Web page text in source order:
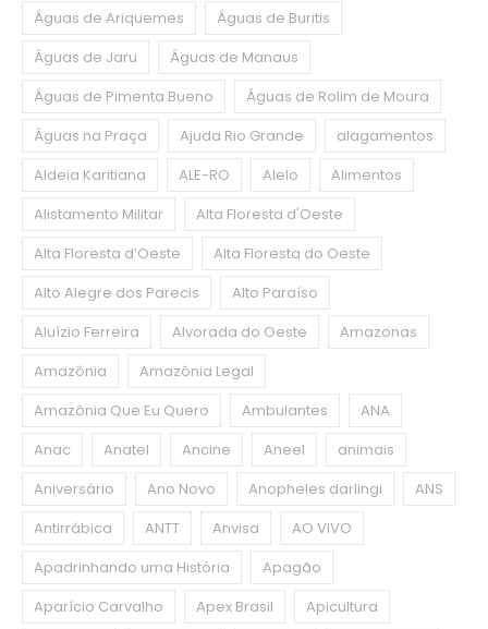
Águas de Ariquemes
Águas de Buritis
Águas de Jaru
Águas de Manaus
Águas de Pimenta Bueno
Águas de Rolim de Moura
Águas na Praça
Ajuda Rio Grande
alagamentos
Aldeia Karitiana
ALE-RO Alelo
Alimentos
Alistamento Militar
Alta Floresta d'Oeste
Alta Floresta d’Oeste
Alta Floresta do Oeste
Alto Alegre dos Parecis
Alto Paraíso
Aluízio Ferreira
Alvorada do Oeste
Amazonas
Amazônia
Amazônia Legal
Amazônia Que Eu Quero
Ambulantes
ANA
Anac
Anatel Ancine Aneel
animais
Aniversário
Ano Novo Anopheles darlingi
ANS
Antirrábica
ANTT Anvisa
AO VIVO
Apadrinhando uma História
Apagão
Aparício Carvalho
Apex Brasil
Apicultura